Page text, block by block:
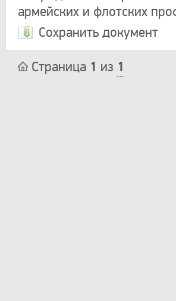
армейских и флотских
Сохранить документ
Страница 1 из 1